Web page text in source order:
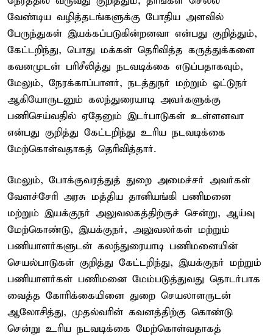
வேண்டிய வழித்தடங்களுக்கு போதிய அளவில்
பேருந்துகள் இயக்கப்படுகின்றனவா என்பது குறித்தும்,
கேட்டறிந்து, பொது மக்கள் தெரிவித்த கருத்துக்களை
கவனமுடன் பரிசீலித்து நடவடிக்கை எடுப்பதாகவும்,
மேலும், நேரக்காப்பாளர், நடத்துநர் மற்றும் ஓட்டுநர்
ஆகியோருடனும் கலந்துரையாடி அவர்களுக்கு
பணிசெய்வதில் ஏதேனும் இடர்பாடுகள் உள்ளனவா
என்பது குறித்து கேட்டறிந்து உரிய நடவடிக்கை
மேற்கொள்வதாகத் தெரிவித்தார்.
மேலும், போக்குவரத்துத் துறை அமைச்சர் அவர்கள்
வேளச்சேரி அரசு மத்திய தானியங்கி பணிமனை
மற்றும் இயக்குநர் அலுவலகத்திற்குச் சென்று, ஆய்வு
மேற்கொண்டு, இயக்குநர், அலுவலர்கள் மற்றும்
பணியாளர்களுடன் கலந்துரையாடி பணிமனையின்
செயல்பாடுகள் குறித்து கேட்டறிந்து, இயக்குநர் மற்றும்
பணியாளர்கள் பணிமனை மேம்படுத்துவது தொடர்பாக
வைத்த கோரிக்கையினை துறை செயலாளருடன்
ஆலோசித்து, முதல்வரின் கவனத்திற்கு கொண்டு
சென்று உரிய நடவடிக்கை மேற்கொள்வதாகத்